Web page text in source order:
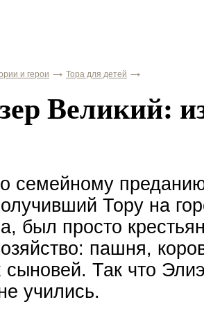
и герои Тора для детей
Великий:
семейному
Тору на
был просто
пашня,
сыновей. Так что
учились.